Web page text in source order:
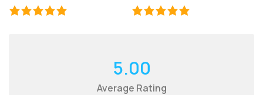
5.00
Average Rating